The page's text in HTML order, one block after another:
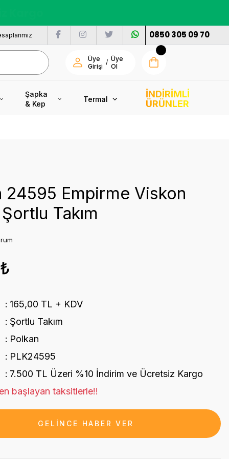
0850 305 09 70
Üye
Girişi
/ Üye
Ol
Şapka
& Kep
Termal
İNDİRİMLİ
ÜRÜNLER
24595 Empirme Viskon
Takım
165,00 TL + KDV
Şortlu Takım
Polkan
PLK24595
7.500 TL Üzeri %10 İndirim ve Ücretsiz Kargo
başlayan taksitlerle!!
GELİNCE HABER VER